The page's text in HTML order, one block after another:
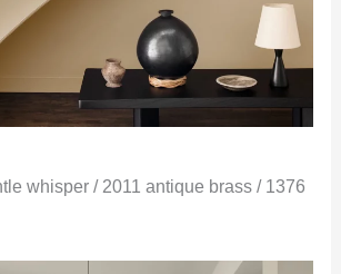
whisper / 2011 antique brass / 1376